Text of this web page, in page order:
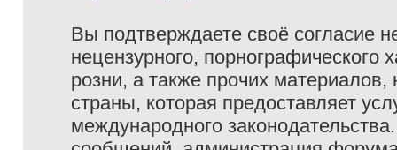
Вы подтверждаете своё согласие
нецензурного, порнографического
розни, а также прочих
страны, которая предоставляет
международного